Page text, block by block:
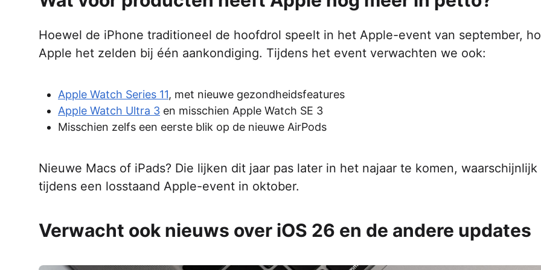
Hoewel de iPhone traditioneel de hoofdrol speelt in het Apple-event van september,
Apple het zelden bij één aankondiging. Tijdens het event verwachten we ook:
Apple Watch Series 11, met nieuwe gezondheidsfeatures
Apple Watch Ultra 3 en misschien Apple Watch SE 3
Misschien zelfs een eerste blik op de nieuwe AirPods
Nieuwe Macs of iPads? Die lijken dit jaar pas later in het najaar te komen, waarschijnlijk
tijdens een losstaand Apple-event in oktober.
Verwacht ook nieuws over iOS 26 en de andere updates